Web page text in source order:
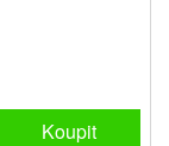
Koupit